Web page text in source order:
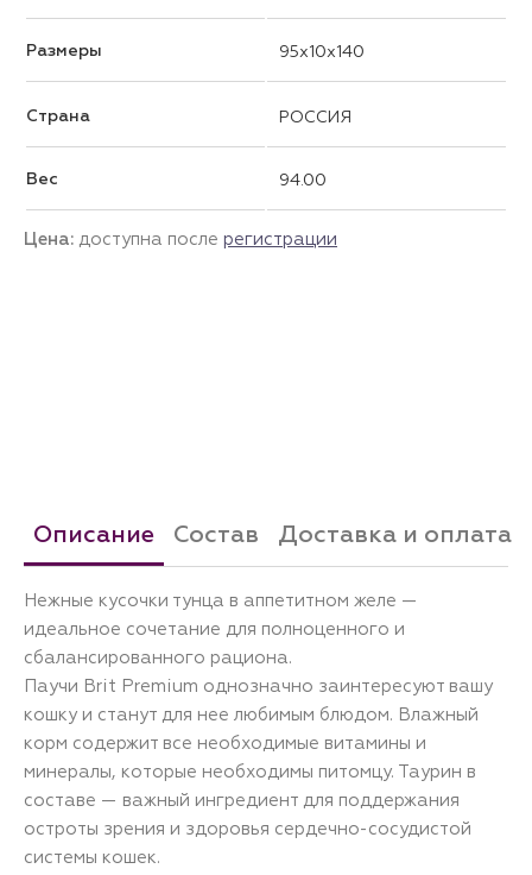
Размеры 95x10x140
Страна РОССИЯ
Вес 94.00
Цена: доступна после регистрации
Описание Состав Доставка и оплата
Нежные кусочки тунца в аппетитном желе —
идеальное сочетание для полноценного и
сбалансированного рациона.
Паучи Brit Premium однозначно заинтересуют вашу
кошку и станут для нее любимым блюдом. Влажный
корм содержит все необходимые витамины и
минералы, которые необходимы питомцу. Таурин в
составе — важный ингредиент для поддержания
остроты зрения и здоровья сердечно-сосудистой
системы кошек.